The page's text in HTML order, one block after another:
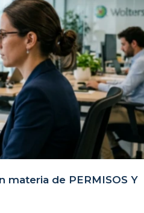
materia de PERMISOS Y